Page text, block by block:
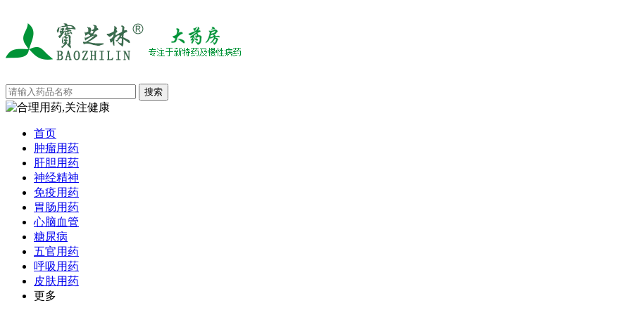
首页
肿瘤用药
肝胆用药
神经精神
免疫用药
胃肠用药
心脑血管
糖尿病
五官用药
呼吸用药
皮肤用药
更多